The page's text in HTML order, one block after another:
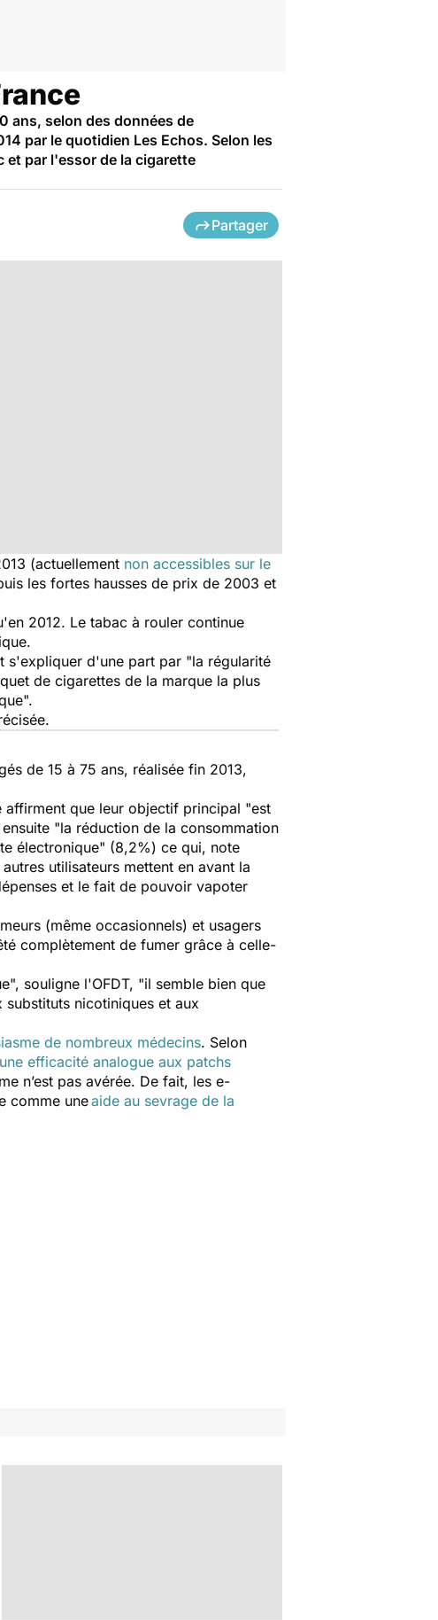
ans, selon des données de
par le quotidien Les Echos. Selon les
et par l'essor de la cigarette
Partager
(actuellement non accessibles sur le
les fortes hausses de prix de 2003 et
2012. Le tabac à rouler continue
s'expliquer d'une part par "la régularité
de cigarettes de la marque la plus
de 15 à 75 ans, réalisée fin 2013,
affirment que leur objectif principal "est
"la réduction de la consommation
électronique" (8,2%) ce qui, note
utilisateurs mettent en avant la
et le fait de pouvoir vapoter
(même occasionnels) et usagers
complètement de fumer grâce à celle-
souligne l'OFDT, "il semble bien que
nicotiniques et aux
de nombreux médecins. Selon
efficacité analogue aux patchs
n’est pas avérée. De fait, les e-
comme uneaide au sevrage de la